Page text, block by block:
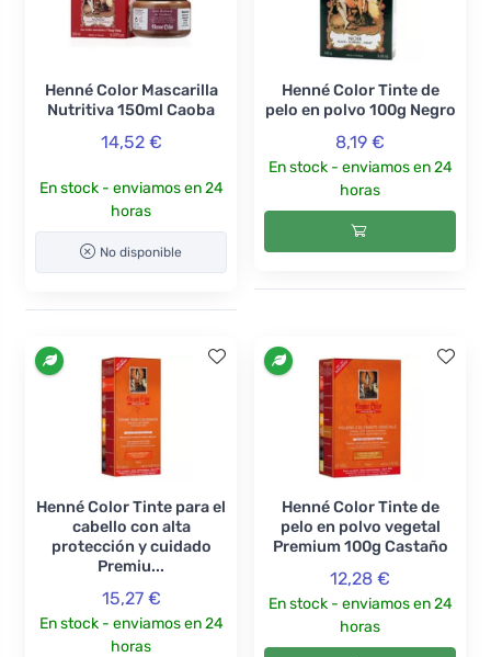
Henné Color Mascarilla
Nutritiva 150ml Caoba
14,52 €
En stock - enviamos en 24
horas
No disponible
Henné Color Tinte de
pelo en polvo 100g Negro
8,19 €
En stock - enviamos en 24
horas
Henné Color Tinte para el
cabello con alta
protección y cuidado
Premiu...
15,27 €
En stock - enviamos en 24
horas
Henné Color Tinte de
pelo en polvo vegetal
Premium 100g Castaño
12,28 €
En stock - enviamos en 24
horas